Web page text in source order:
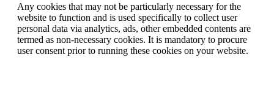
Any cookies that may not be particularly necessary for the
website to function and is used specifically to collect user
personal data via analytics, ads, other embedded contents are
termed as non-necessary cookies. It is mandatory to procure
user consent prior to running these cookies on your website.